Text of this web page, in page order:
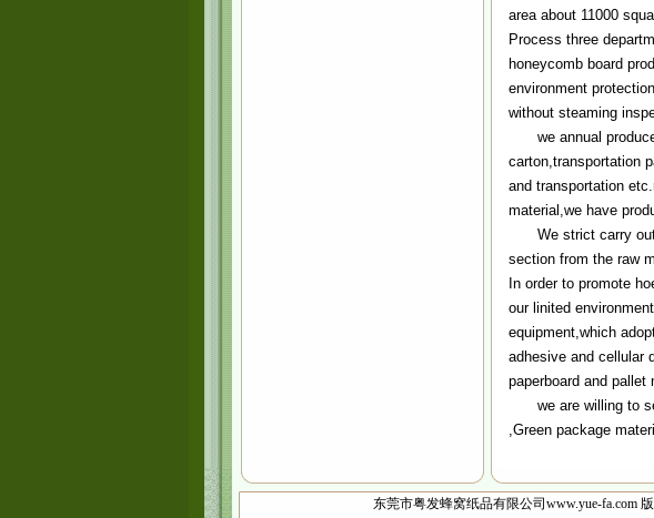
area about 11000
Process three
honeycomb board
environment
without steaming
we annual produce
carton,transportation
and transportation
material,we have
We strict carry out
section from the raw
In order to promote
our linited
equipment,which
adhesive and cellular
paperboard and
we are willing to
,Green package
东莞市粤发蜂窝纸品有限公司www.yue-fa.com